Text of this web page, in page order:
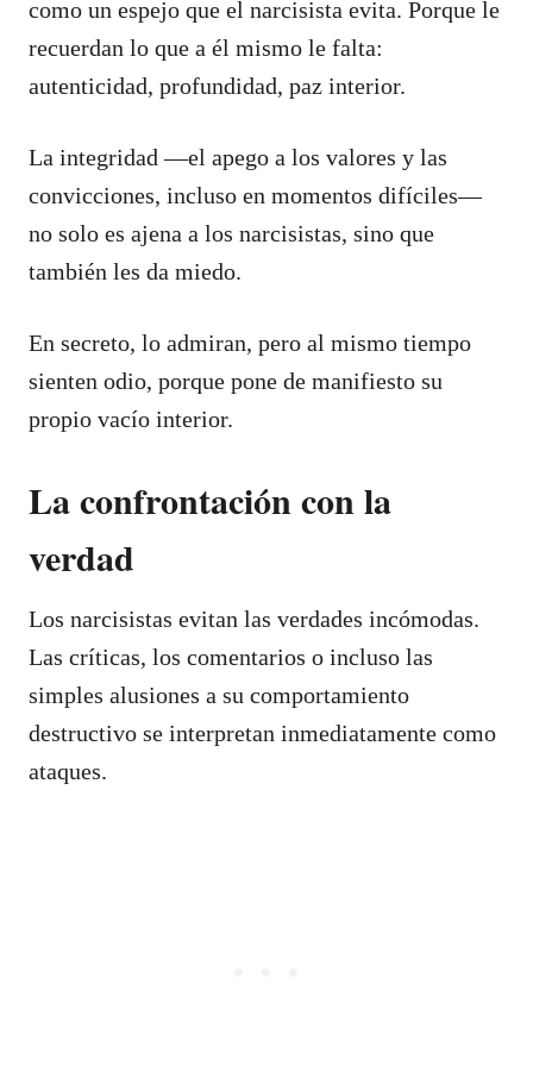
como un espejo que el narcisista evita. Porque le
recuerdan lo que a él mismo le falta:
autenticidad, profundidad, paz interior.
La integridad —el apego a los valores y las
convicciones, incluso en momentos difíciles—
no solo es ajena a los narcisistas, sino que
también les da miedo.
En secreto, lo admiran, pero al mismo tiempo
sienten odio, porque pone de manifiesto su
propio vacío interior.
La confrontación con la
verdad
Los narcisistas evitan las verdades incómodas.
Las críticas, los comentarios o incluso las
simples alusiones a su comportamiento
destructivo se interpretan inmediatamente como
ataques.